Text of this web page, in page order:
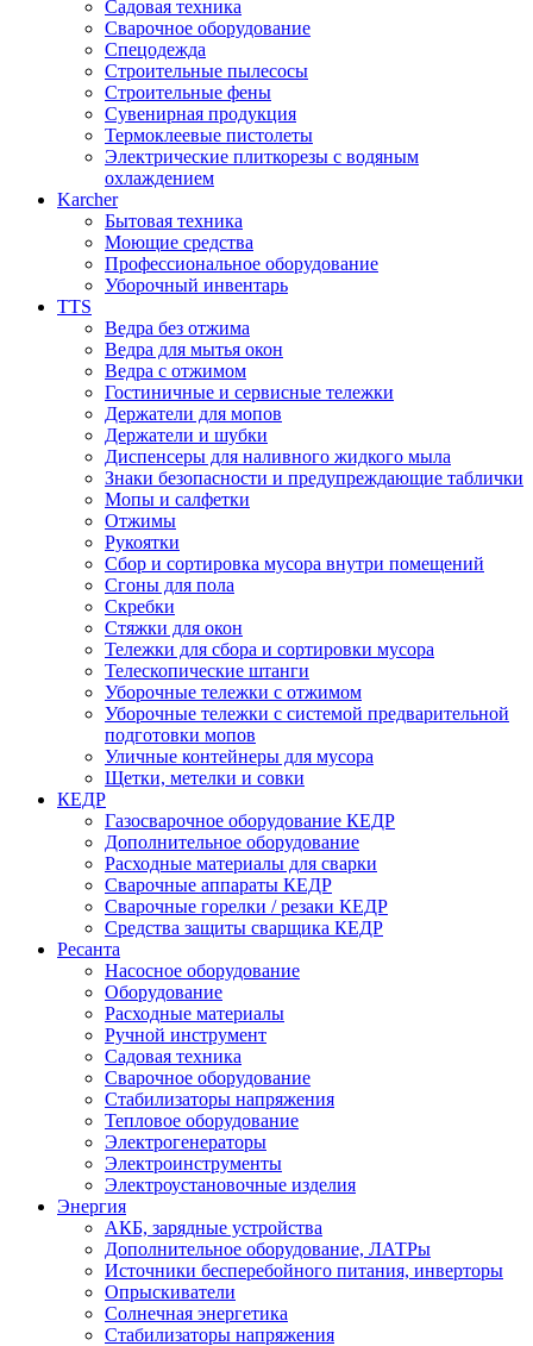
Садовая техника
Сварочное оборудование
Спецодежда
Строительные пылесосы
Строительные фены
Сувенирная продукция
Термоклеевые пистолеты
Электрические плиткорезы с водяным
охлаждением
Karcher
Бытовая техника
Моющие средства
Профессиональное оборудование
Уборочный инвентарь
TTS
Ведра без отжима
Ведра для мытья окон
Ведра с отжимом
Гостиничные и сервисные тележки
Держатели для мопов
Держатели и шубки
Диспенсеры для наливного жидкого мыла
Знаки безопасности и предупреждающие таблички
Мопы и салфетки
Отжимы
Рукоятки
Сбор и сортировка мусора внутри помещений
Сгоны для пола
Скребки
Стяжки для окон
Тележки для сбора и сортировки мусора
Телескопические штанги
Уборочные тележки с отжимом
Уборочные тележки с системой предварительной
подготовки мопов
Уличные контейнеры для мусора
Щетки, метелки и совки
КЕДР
Газосварочное оборудование КЕДР
Дополнительное оборудование
Расходные материалы для сварки
Сварочные аппараты КЕДР
Сварочные горелки / резаки КЕДР
Средства защиты сварщика КЕДР
Ресанта
Насосное оборудование
Оборудование
Расходные материалы
Ручной инструмент
Садовая техника
Сварочное оборудование
Стабилизаторы напряжения
Тепловое оборудование
Электрогенераторы
Электроинструменты
Электроустановочные изделия
Энергия
АКБ, зарядные устройства
Дополнительное оборудование, ЛАТРы
Источники бесперебойного питания, инверторы
Опрыскиватели
Солнечная энергетика
Стабилизаторы напряжения